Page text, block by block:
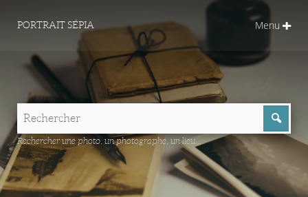
PORTRAIT SÉPIA Menu
Rechercher une photo, un photographe, un lieu...